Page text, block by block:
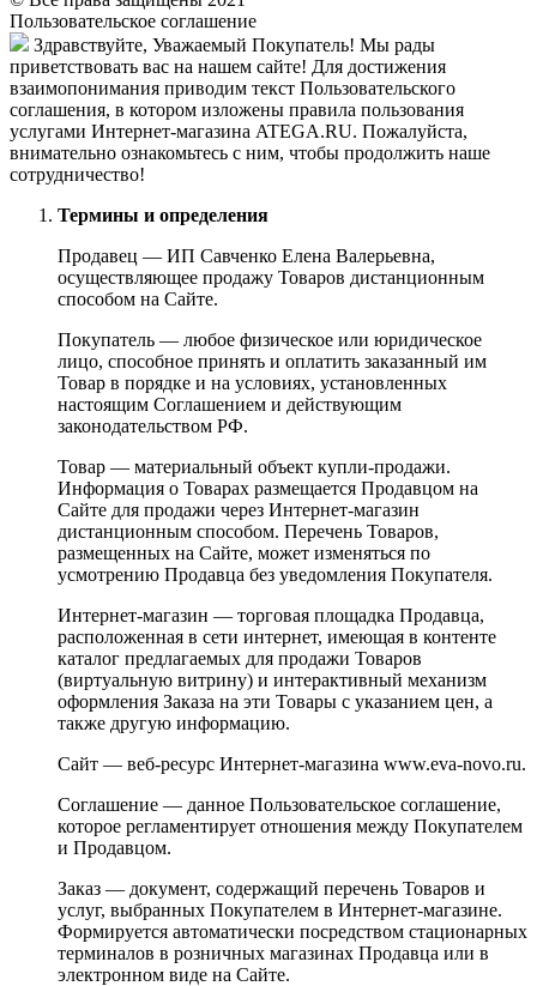
Пользовательское соглашение
Здравствуйте, Уважаемый Покупатель! Мы рады
приветствовать вас на нашем сайте! Для достижения
взаимопонимания приводим текст Пользовательского
соглашения, в котором изложены правила пользования
услугами Интернет-магазина ATEGA.RU. Пожалуйста,
внимательно ознакомьтесь с ним, чтобы продолжить наше
сотрудничество!
Термины и определения
Продавец — ИП Савченко Елена Валерьевна,
осуществляющее продажу Товаров дистанционным
способом на Сайте.
Покупатель — любое физическое или юридическое
лицо, способное принять и оплатить заказанный им
Товар в порядке и на условиях, установленных
настоящим Соглашением и действующим
законодательством РФ.
Товар — материальный объект купли-продажи.
Информация о Товарах размещается Продавцом на
Сайте для продажи через Интернет-магазин
дистанционным способом. Перечень Товаров,
размещенных на Сайте, может изменяться по
усмотрению Продавца без уведомления Покупателя.
Интернет-магазин — торговая площадка Продавца,
расположенная в сети интернет, имеющая в контенте
каталог предлагаемых для продажи Товаров
(виртуальную витрину) и интерактивный механизм
оформления Заказа на эти Товары с указанием цен, а
также другую информацию.
Сайт — веб-ресурс Интернет-магазина www.eva-novo.ru.
Соглашение — данное Пользовательское соглашение,
которое регламентирует отношения между Покупателем
и Продавцом.
Заказ — документ, содержащий перечень Товаров и
услуг, выбранных Покупателем в Интернет-магазине.
Формируется автоматически посредством стационарных
терминалов в розничных магазинах Продавца или в
электронном виде на Сайте.